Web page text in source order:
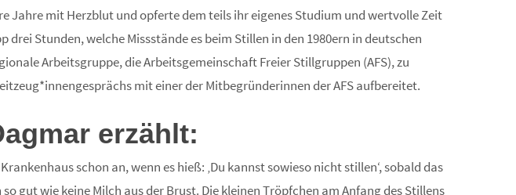
mit Herzblut und opferte dem teils ihr eigenes Studium und wertvolle Zeit
Stunden, welche Missstände es beim Stillen in den 1980ern in deutschen
Arbeitsgruppe, die Arbeitsgemeinschaft Freier Stillgruppen (AFS), zu
mit einer der Mitbegründerinnen der AFS aufbereitet.
erzählt:
schon an, wenn es hieß: ‚Du kannst sowieso nicht stillen‘, sobald das
gut wie keine Milch aus der Brust. Die kleinen Tröpfchen am Anfang des Stillens